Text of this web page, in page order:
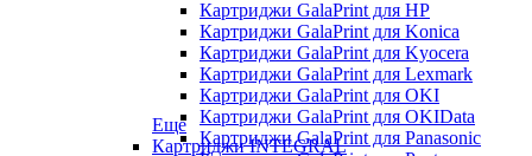
Картриджи GalaPrint для HP
Картриджи GalaPrint для Konica
Картриджи GalaPrint для Kyocera
Картриджи GalaPrint для Lexmark
Картриджи GalaPrint для OKI
Картриджи GalaPrint для OKIData
Картриджи GalaPrint для Panasonic
Еще
Картриджи INTEGRAL